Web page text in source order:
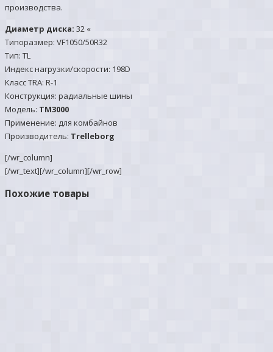
производства.
Диаметр диска: 32 «
Типоразмер: VF1050/50R32
Тип: TL
Индекс нагрузки/скорости: 198D
Класс TRA: R-1
Конструкция: радиальные шины
Модель: TM3000
Применение: для комбайнов
Производитель: Trelleborg
[/wr_column]
[/wr_text][/wr_column][/wr_row]
Похожие товары